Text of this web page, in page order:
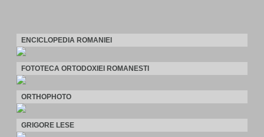
ENCICLOPEDIA ROMANIEI
FOTOTECA ORTODOXIEI ROMANESTI
ORTHOPHOTO
GRIGORE LESE